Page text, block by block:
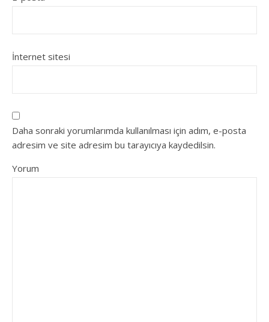
İnternet sitesi
Daha sonraki yorumlarımda kullanılması için adım, e-posta
adresim ve site adresim bu tarayıcıya kaydedilsin.
Yorum